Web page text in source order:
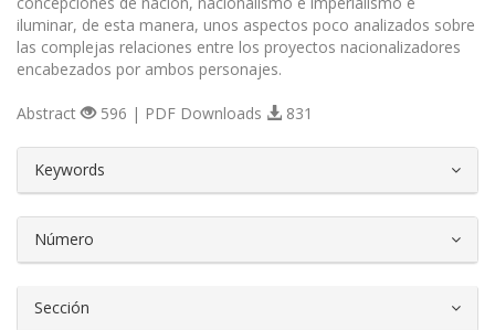
iluminar, de esta manera, unos aspectos poco analizados sobre
las complejas relaciones entre los proyectos nacionalizadores
encabezados por ambos personajes.
Abstract 596 | PDF Downloads 831
Keywords
Número
Sección